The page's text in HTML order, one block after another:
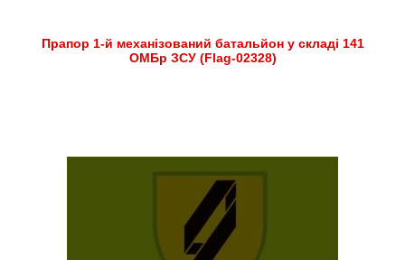
Прапор 1-й механізований батальйон у складі 141
ОМБр ЗСУ (Flag-02328)